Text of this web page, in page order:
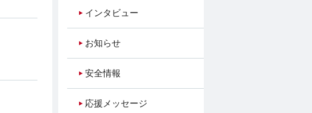
インタビュー
お知らせ
安全情報
応援メッセージ